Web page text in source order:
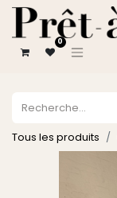
0
Tous les produits